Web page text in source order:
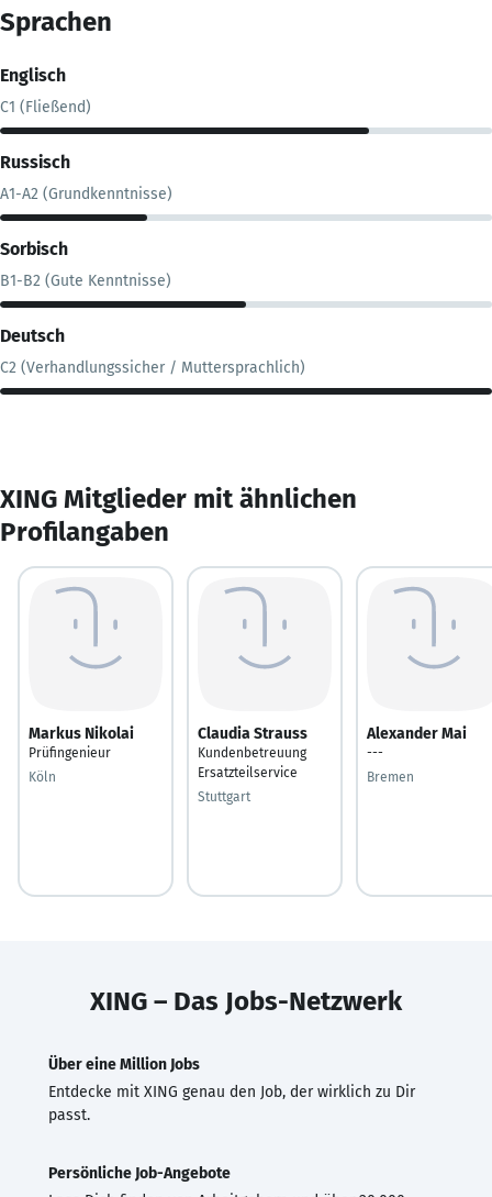
Sprachen
Englisch
C1 (Fließend)
Russisch
A1-A2 (Grundkenntnisse)
Sorbisch
B1-B2 (Gute Kenntnisse)
Deutsch
C2 (Verhandlungssicher / Muttersprachlich)
XING Mitglieder mit ähnlichen
Profilangaben
Markus Nikolai
Prüfingenieur
Köln
Claudia Strauss
Kundenbetreuung
Ersatzteilservice
Stuttgart
Alexander Mai
---
Bremen
XING – Das Jobs-Netzwerk
Über eine Million Jobs
Entdecke mit XING genau den Job, der wirklich zu Dir
passt.
Persönliche Job-Angebote